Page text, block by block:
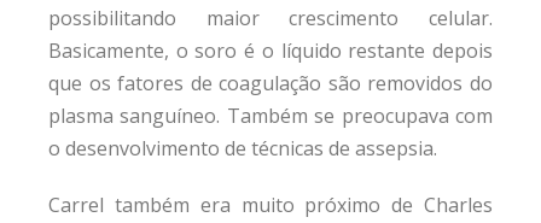
possibilitando maior crescimento celular.
Basicamente, o soro é o líquido restante depois
que os fatores de coagulação são removidos do
plasma sanguíneo. Também se preocupava com
o desenvolvimento de técnicas de assepsia.
Carrel também era muito próximo de Charles